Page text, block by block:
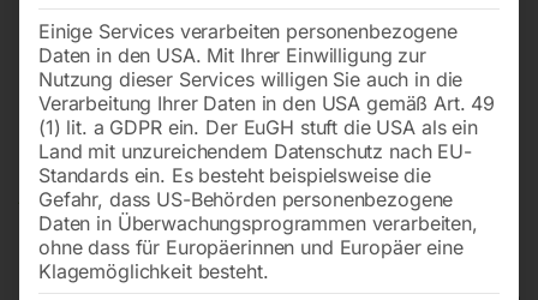
Einige Services verarbeiten personenbezogene
Daten in den USA. Mit Ihrer Einwilligung zur
Nutzung dieser Services willigen Sie auch in die
Verarbeitung Ihrer Daten in den USA gemäß Art. 49
(1) lit. a GDPR ein. Der EuGH stuft die USA als ein
Land mit unzureichendem Datenschutz nach EU-
Standards ein. Es besteht beispielsweise die
Gefahr, dass US-Behörden personenbezogene
Daten in Überwachungsprogrammen verarbeiten,
ohne dass für Europäerinnen und Europäer eine
Klagemöglichkeit besteht.